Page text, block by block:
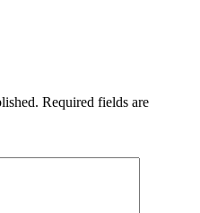
Required fields are